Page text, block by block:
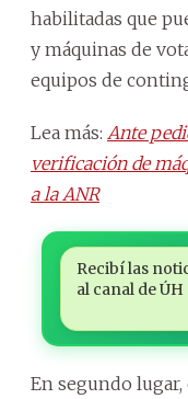
habilitadas que
y máquinas de
equipos de
Lea más: Ante
verificación de
a la ANR
Recibí las
al canal de
En segundo